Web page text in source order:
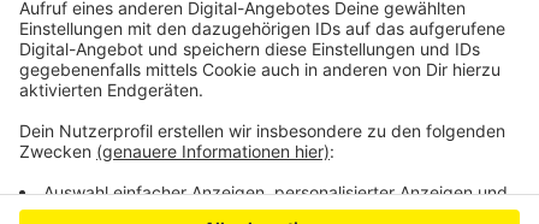
Anzeige
Anzeige